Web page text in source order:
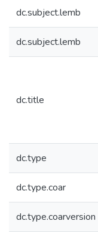
dc.subject.lemb
dc.subject.lemb
dc.title
dc.type
dc.type.coar
dc.type.coarversion